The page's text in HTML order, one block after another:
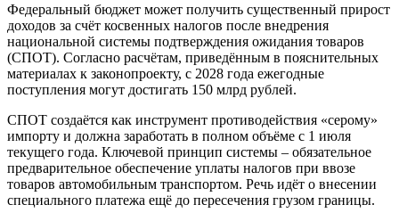
Федеральный бюджет может получить существенный прирост
доходов за счёт косвенных налогов после внедрения
национальной системы подтверждения ожидания товаров
(СПОТ). Согласно расчётам, приведённым в пояснительных
материалах к законопроекту, с 2028 года ежегодные
поступления могут достигать 150 млрд рублей.
СПОТ создаётся как инструмент противодействия «серому»
импорту и должна заработать в полном объёме с 1 июля
текущего года. Ключевой принцип системы – обязательное
предварительное обеспечение уплаты налогов при ввозе
товаров автомобильным транспортом. Речь идёт о внесении
специального платежа ещё до пересечения грузом границы.